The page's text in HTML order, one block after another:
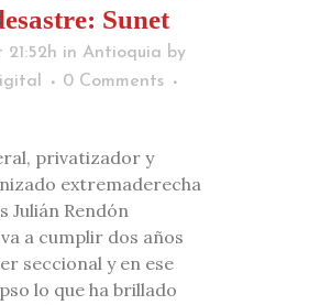
Sunet
21:52h in Antioquia by
0 Comments
privatizador y
extremaderecha
Julián Rendón
a cumplir dos años
seccional y en ese
lo que ha brillado